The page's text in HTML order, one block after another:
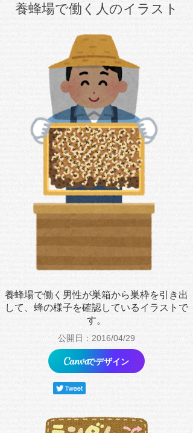
養蜂場で働く人のイラスト
養蜂場で働く男性が巣箱から巣枠を引き出
して、蜂の様子を確認しているイラストで
す。
公開日：2016/04/29
でデザイン